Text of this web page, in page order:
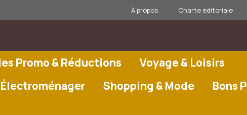
À propos Charte éditoriale
Promo & Réductions
Voyage & Loisirs
Électroménager Shopping & Mode
Bons